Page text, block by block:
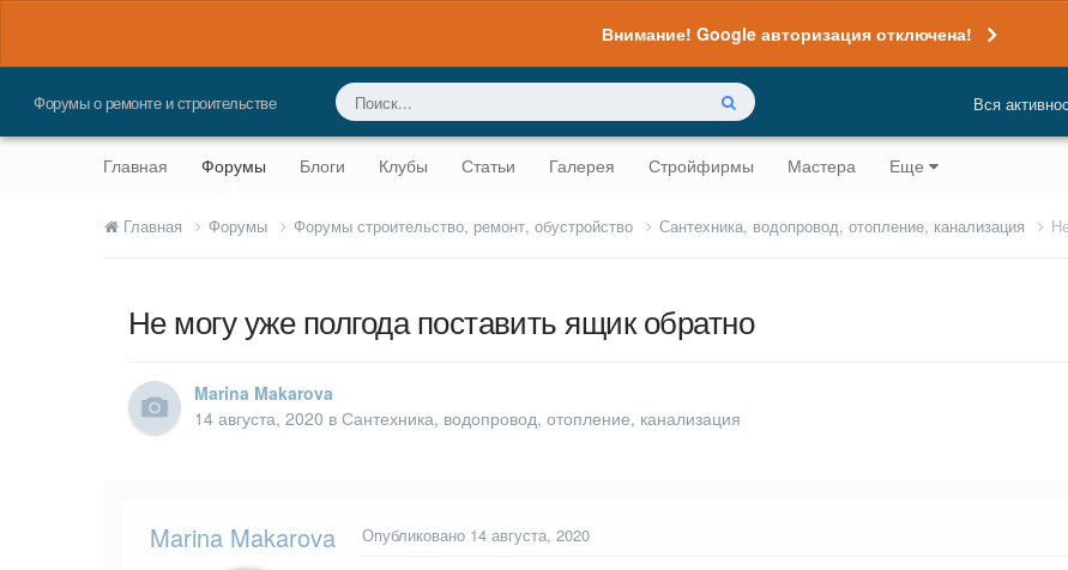
Внимание! Google авторизация отключена!
Форумы о ремонте и строительстве Вся
Главная Форумы Блоги Клубы Статьи Галерея Стройфирмы Мастера Еще
Главная Форумы Форумы строительство, ремонт, обустройство Сантехника, водопровод, отопление, канализация
Не могу уже полгода поставить ящик обратно
Marina Makarova
14 августа, 2020 в Сантехника, водопровод, отопление, канализация
Marina Makarova Опубликовано 14 августа, 2020